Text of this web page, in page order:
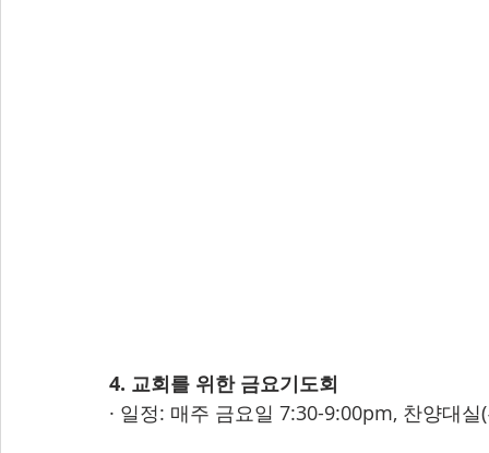
4. 교회를 위한 금요기도회
· 일정: 매주 금요일 7:30-9:00pm, 찬양대